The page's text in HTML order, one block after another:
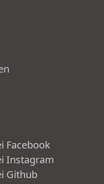
Facebook
Instagram
Github